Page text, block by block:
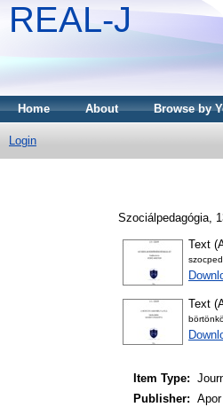
REAL-J
Home About Browse by
Login
Szociálpedagógia,
Text
Text
Item Type:
Publisher: